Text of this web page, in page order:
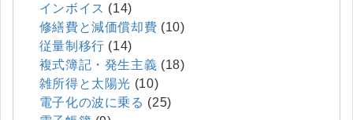
インボイス (14)
修繕費と減価償却費 (10)
従量制移行 (14)
複式簿記・発生主義 (18)
雑所得と太陽光 (10)
電子化の波に乗る (25)